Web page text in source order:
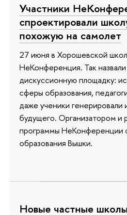
Участники
спроектировали
похожую на самолет
27 июня в Хорошевской
НеКонференция. Так
дискуссионную площадку:
сферы образования,
даже ученики генерировали
будущего. Организатором и
программы НеКонференции
образования Вышки.
Новые частные